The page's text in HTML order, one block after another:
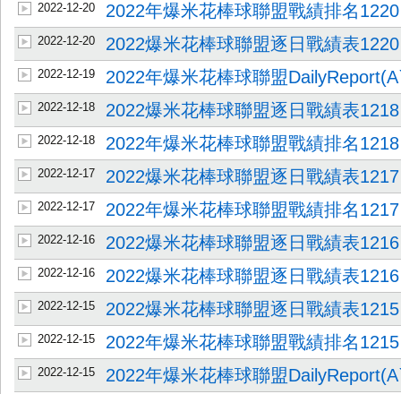
2022-12-20 2022年爆米花棒球聯盟戰績排名1220
2022-12-20 2022爆米花棒球聯盟逐日戰績表1220
2022-12-19 2022年爆米花棒球聯盟
2022-12-18 2022爆米花棒球聯盟逐日戰績表1218
2022-12-18 2022年爆米花棒球聯盟戰績排名1218
2022-12-17 2022爆米花棒球聯盟逐日戰績表1217
2022-12-17 2022年爆米花棒球聯盟戰績排名1217
2022-12-16 2022爆米花棒球聯盟逐日戰績表1216
2022-12-16 2022爆米花棒球聯盟逐日戰績表1216
2022-12-15 2022爆米花棒球聯盟逐日戰績表1215
2022-12-15 2022年爆米花棒球聯盟戰績排名1215
2022-12-15 2022年爆米花棒球聯盟